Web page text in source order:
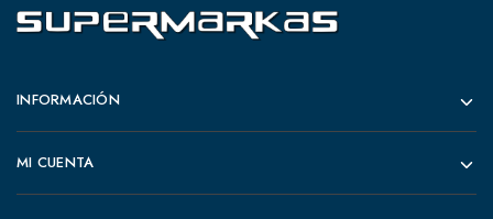
INFORMACIÓN
MI CUENTA